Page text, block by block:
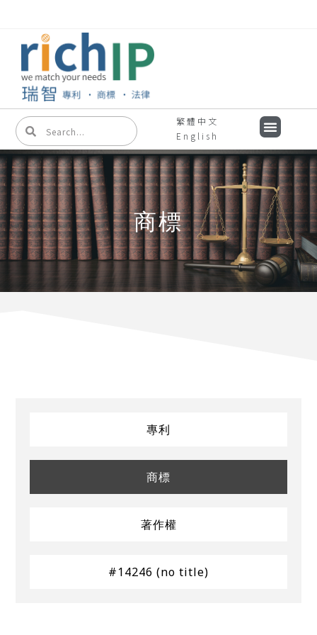
繁體中文
English
商標
專利
商標
著作權
#14246 (no title)